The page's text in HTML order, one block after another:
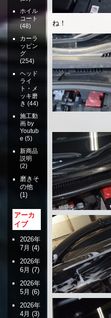
ね！
ホイル
コート
(48)
カーラ
ッピン
グ
(254)
ヘッド
ライ
ト・メ
ッキ磨
き (44)
施工動
画 by
Youtub
e (5)
新商品
説明
(2)
磨きそ
の他
(1)
アーカ
イブ
2026年
7月 (4)
2026年
6月 (7)
2026年
5月 (6)
2026年
4月 (3)